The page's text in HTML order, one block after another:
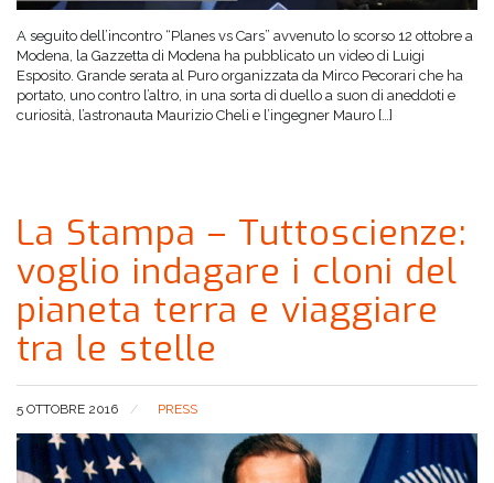
A seguito dell’incontro “Planes vs Cars” avvenuto lo scorso 12 ottobre a
Modena, la Gazzetta di Modena ha pubblicato un video di Luigi
Esposito. Grande serata al Puro organizzata da Mirco Pecorari che ha
portato, uno contro l’altro, in una sorta di duello a suon di aneddoti e
curiosità, l’astronauta Maurizio Cheli e l’ingegner Mauro […]
La Stampa – Tuttoscienze:
voglio indagare i cloni del
pianeta terra e viaggiare
tra le stelle
5 OTTOBRE 2016 PRESS